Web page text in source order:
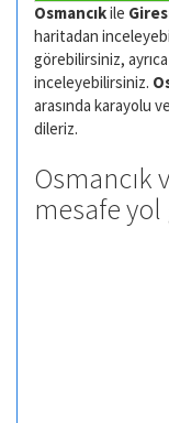
Osmancıkile
haritadan
görebilirsiniz,
inceleyebilirsiniz.
arasında karayolu
dileriz.
Osmancık
mesafe yol